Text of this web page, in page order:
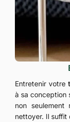
Entretenir votre
à sa conception
non
nettoyer. Il suffit